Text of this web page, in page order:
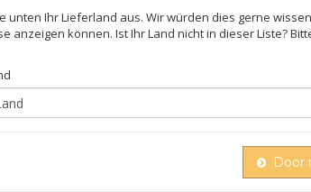
unten Ihr Lieferland aus. Wir würden dies gerne
anzeigen können. Ist Ihr Land nicht in dieser Liste?
Door